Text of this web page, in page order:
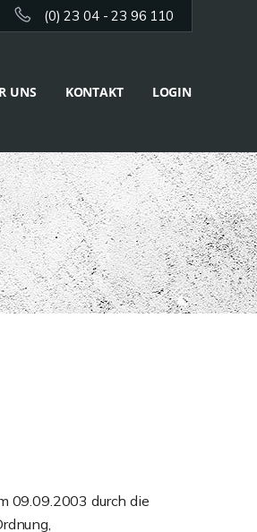
(0) 23 04 - 23 96 110
UNS KONTAKT LOGIN
09.09.2003 durch die